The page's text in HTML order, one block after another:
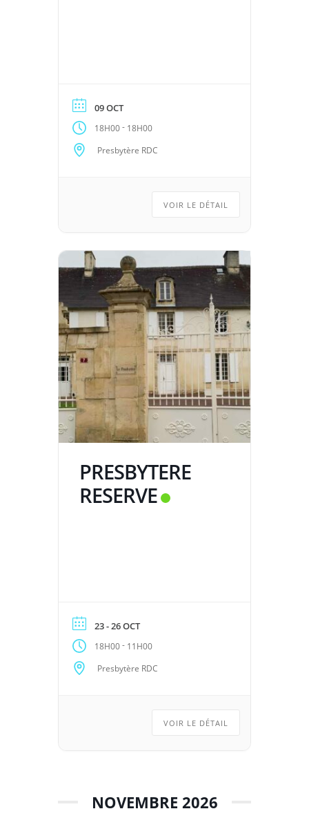
09 OCT
18H00- 18H00
Presbytère RDC
VOIR LE DÉTAIL
PRESBYTERE
RESERVE
23 - 26 OCT
18H00- 11H00
Presbytère RDC
VOIR LE DÉTAIL
NOVEMBRE 2026